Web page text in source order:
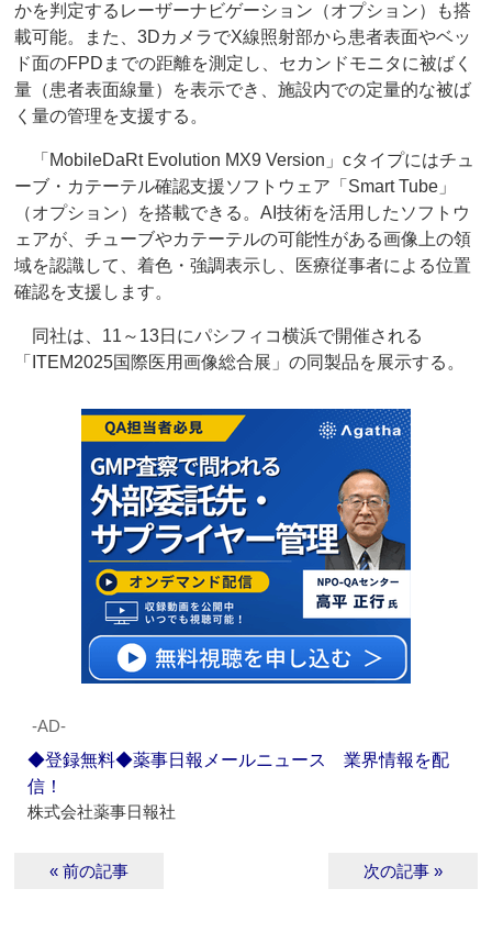
かを判定するレーザーナビゲーション（オプション）も搭
載可能。また、3DカメラでX線照射部から患者表面やベッ
ド面のFPDまでの距離を測定し、セカンドモニタに被ばく
量（患者表面線量）を表示でき、施設内での定量的な被ば
く量の管理を支援する。
「MobileDaRt Evolution MX9 Version」cタイプにはチュ
ーブ・カテーテル確認支援ソフトウェア「Smart Tube」
（オプション）を搭載できる。AI技術を活用したソフトウ
ェアが、チューブやカテーテルの可能性がある画像上の領
域を認識して、着色・強調表示し、医療従事者による位置
確認を支援します。
同社は、11～13日にパシフィコ横浜で開催される
「ITEM2025国際医用画像総合展」の同製品を展示する。
‐AD‐
◆登録無料◆薬事日報メールニュース 業界情報を配
信！
株式会社薬事日報社
« 前の記事 次の記事 »